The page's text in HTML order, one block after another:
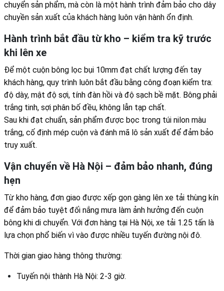
chuyển sản phẩm, mà còn là một hành trình đảm bảo cho dây
chuyền sản xuất của khách hàng luôn vận hành ổn định.
Hành trình bắt đầu từ kho – kiểm tra kỹ trước
khi lên xe
Để một cuộn bông lọc bụi 10mm đạt chất lượng đến tay
khách hàng, quy trình luôn bắt đầu bằng công đoạn kiểm tra:
độ dày, mật độ sợi, tính đàn hồi và độ sạch bề mặt. Bông phải
trắng tinh, sợi phân bố đều, không lẫn tạp chất.
Sau khi đạt chuẩn, sản phẩm được bọc trong túi nilon màu
trắng, cố định mép cuộn và đánh mã lô sản xuất để đảm bảo
truy xuất.
Vận chuyển về Hà Nội – đảm bảo nhanh, đúng
hẹn
Từ kho hàng, đơn giao được xếp gọn gàng lên xe tải thùng kín
để đảm bảo tuyệt đối nắng mưa làm ảnh hưởng đến cuộn
bông khi di chuyển. Với đơn hàng tại Hà Nội, xe tải 1.25 tấn là
lựa chọn phổ biến vì vào được nhiều tuyến đường nội đô.
Thời gian giao hàng thông thường:
Tuyến nội thành Hà Nội: 2-3 giờ.